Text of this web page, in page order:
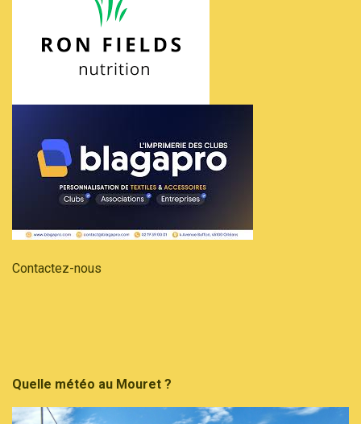
Contactez-nous
Quelle météo au Mouret ?